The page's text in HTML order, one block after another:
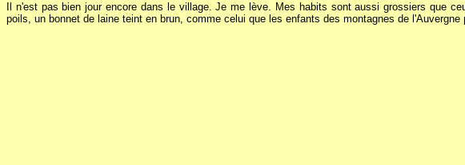
Il n'est pas bien jour encore dans le village. Je me lève. Mes habits sont aussi grossiers que
poils, un bonnet de laine teint en brun, comme celui que les enfants des montagnes de